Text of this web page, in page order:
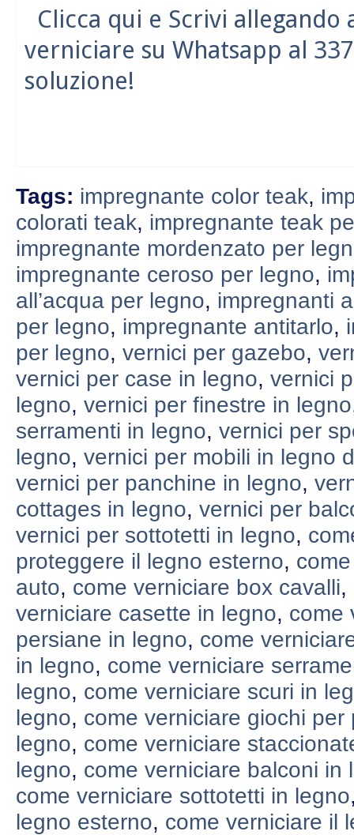
Clicca qui e Scrivi
verniciare su Whatsapp al
soluzione!
Tags: impregnante color teak,
colorati teak, impregnante teak
impregnante mordenzato per
impregnante ceroso per legno,
all’acqua per legno, impregnanti
per legno, impregnante antitarlo,
per legno, vernici per gazebo,
vernici per case in legno, vernici
legno, vernici per finestre in legno
serramenti in legno, vernici per
legno, vernici per mobili in legno
vernici per panchine in legno,
cottages in legno, vernici per
vernici per sottotetti in legno,
proteggere il legno esterno,
auto, come verniciare box cavalli,
verniciare casette in legno, come
persiane in legno, come
in legno, come verniciare
legno, come verniciare scuri in
legno, come verniciare giochi per
legno, come verniciare
legno, come verniciare balconi in
come verniciare sottotetti in legno
legno esterno, come verniciare il